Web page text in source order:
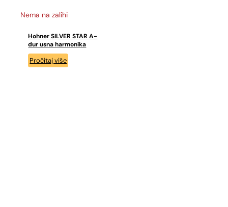
Nema na zalihi
Hohner SILVER STAR A-
dur usna harmonika
Pročitaj više